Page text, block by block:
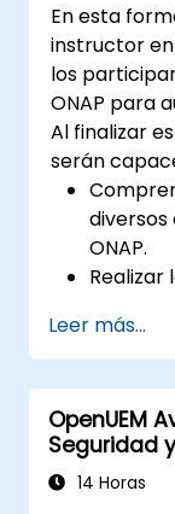
En esta
instructor
los
ONAP para
Al finalizar
serán
ONAP.
VNF,
vida de
Leer más...
OpenUEM
Seguridad
14 Horas